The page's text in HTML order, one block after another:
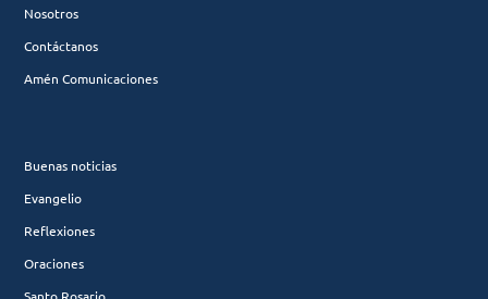
Nosotros
Contáctanos
Amén Comunicaciones
Buenas noticias
Evangelio
Reflexiones
Oraciones